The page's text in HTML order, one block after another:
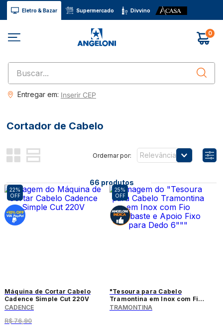
Eletro & Bazar Supermercado Divvino
0
Buscar...
Entregar em: Inserir CEP
Cortador de Cabelo
Relevância
66 produtos
22%
OFF
Máquina de Cortar Cabelo
Cadence Simple Cut 220V
CADENCE
R$ 76,90
25%
OFF
"Tesoura para Cabelo
Tramontina em Inox com Fio
Desbaste e Apoio Fixo para
TRAMONTINA